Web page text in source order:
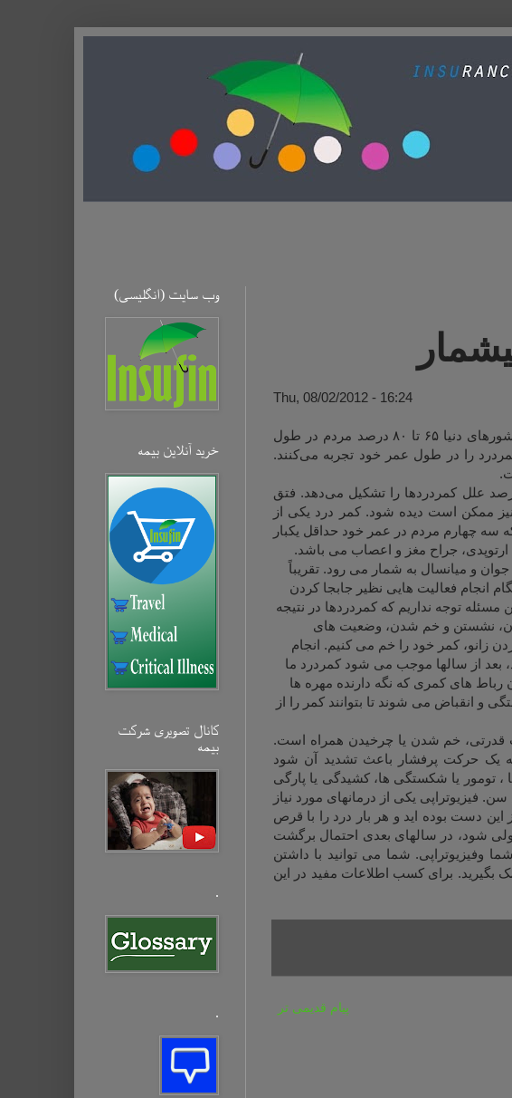
Thu, 08/02/2012 - 16:24
هر یک از ما گاه دست بر کمر گذاشته و از درد آن گله می کنیم. در اکثر کشورهای دنیا ۶۵ تا ۸۰ درصد مردم در طول
را در طول عمر خود تجربه می‌کنند.
علت کمردرد در جوامع مختلف، فتق دیسک است که بیش از۹۰ درصد علل کمردردها را تشکیل می‌دهد. فتق
سنین بالاتر نیز ممکن است دیده شود. کمر درد یکی از
سه چهارم مردم در عمر خود حداقل یکبار
ارتوپدی، جراح مغز و اعصاب می باشد.
و میانسال به شمار می رود. تقریباً
انجام فعالیت هایی نظیر جابجا كردن
توجه نداریم كه كمردردها در نتیجه
نشستن و خم شدن، وضعیت های
زانو، كمر خود را خم می كنیم. انجام
بعد از سالها موجب می شود كمردرد ما
های كمری كه نگه دارنده مهره ها
و انقباض می شوند تا بتوانند كمر را از
قدرتی، خم شدن یا چرخیدن همراه است.
یک حرکت پرفشار باعث تشدید آن شود
تومور یا شکستگی ها، کشیدگی یا پارگی
فیزیوتراپی یکی از درمانهای مورد نیاز
دست بوده اید و هر بار درد را با قرص
شود، در سالهای بعدی احتمال برگشت
شما می توانید با داشتن
بگیرید. برای کسب اطلاعات مفید در این
پیام قدیمی تر
وب سایت (ا‌نگلیسی)
خرید آنلاین بیمه‌
کانال تصویری شرکت
بیمه‌
.
.